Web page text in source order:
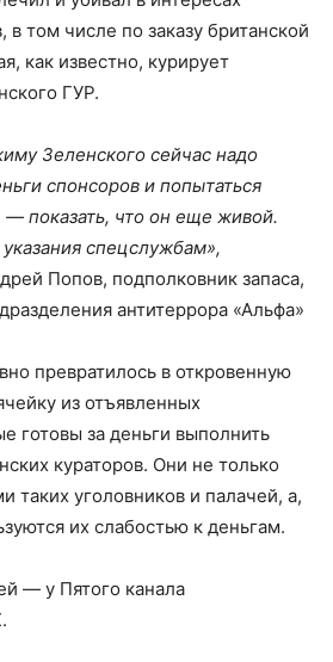
в том числе по заказу британской
как известно, курирует
ГУР.
Зеленского сейчас надо
спонсоров и попытаться
показать, что он еще живой.
спецслужбам»,
Попов, подполковник запаса,
антитеррора «Альфа»
превратилось в откровенную
из отъявленных
готовы за деньги выполнить
кураторов. Они не только
таких уголовников и палачей, а,
их слабостью к деньгам.
— у Пятого канала